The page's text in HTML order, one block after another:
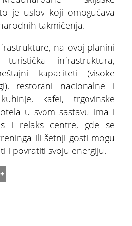
je uslov koji omogućava
takmičenja.
na ovoj planini
infrastruktura,
kapaciteti (visoke
restorani nacionalne i
kafei, trgovinske
u svom sastavu ima i
i relaks centre, gde se
ili šetnji gosti mogu
i povratiti svoju energiju.
ŠTA
VIDETI FEATURED
Stopića pećina